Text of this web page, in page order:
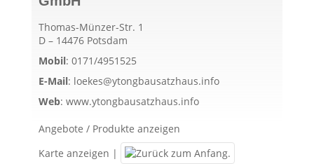
Thomas-Münzer-Str. 1
D – 14476 Potsdam
Mobil: 0171/4951525
E-Mail: loekes@ytongbausatzhaus.info
Web: www.ytongbausatzhaus.info
Angebote / Produkte anzeigen
Karte anzeigen |